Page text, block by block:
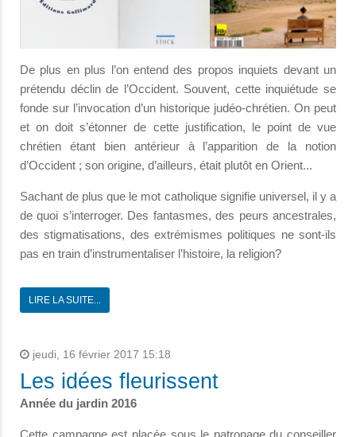
De plus en plus l’on entend des propos inquiets devant un
prétendu déclin de l’Occident. Souvent, cette inquiétude se
fonde sur l’invocation d’un historique judéo-chrétien. On peut
et on doit s’étonner de cette justification, le point de vue
chrétien étant bien antérieur à l’apparition de la notion
d’Occident ; son origine, d’ailleurs, était plutôt en Orient...
Sachant de plus que le mot catholique signifie universel, il y a
de quoi s’interroger. Des fantasmes, des peurs ancestrales,
des stigmatisations, des extrémismes politiques ne sont-ils
pas en train d’instrumentaliser l’histoire, la religion?
LIRE LA SUITE...
jeudi, 16 février 2017 15:18
Les idées fleurissent
Année du jardin 2016